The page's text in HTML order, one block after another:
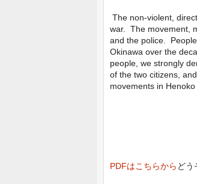
The non-violent,
war. The movement,
and the police.
Okinawa over the
people, we strongly
of the two citizens,
movements in Henoko
PDFはこちらから どう